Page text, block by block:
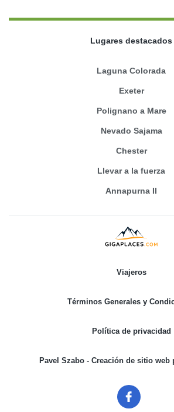
Lugares destacados
Laguna Colorada
Exeter
Polignano a Mare
Nevado Sajama
Chester
Llevar a la fuerza
Annapurna II
Viajeros
Términos Generales y
Política de privacidad
Pavel Szabo - Creación de sitio web